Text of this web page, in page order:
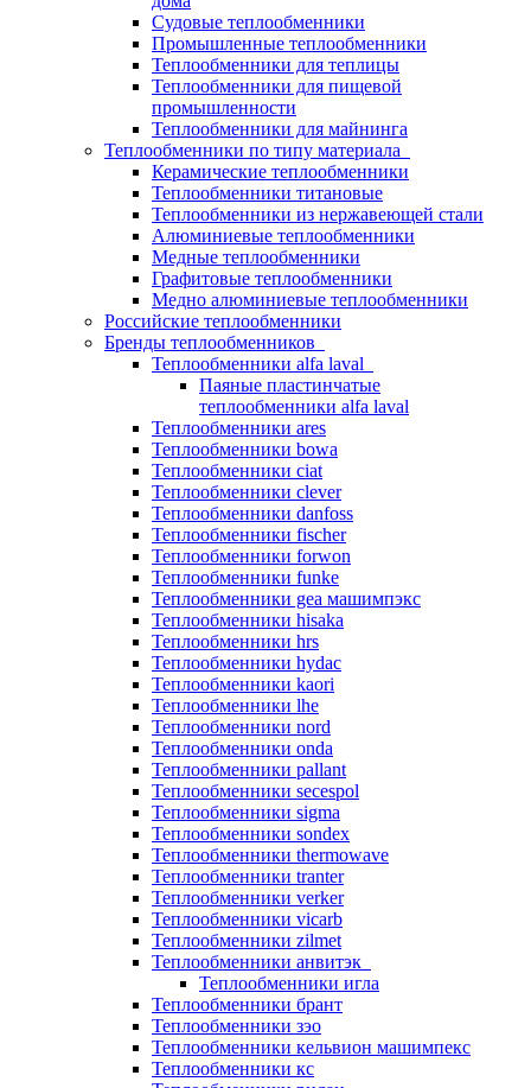
Судовые теплообменники
Промышленные теплообменники
Теплообменники для теплицы
Теплообменники для пищевой
промышленности
Теплообменники для майнинга
Теплообменники по типу материала
Керамические теплообменники
Теплообменники титановые
Теплообменники из нержавеющей стали
Алюминиевые теплообменники
Медные теплообменники
Графитовые теплообменники
Медно алюминиевые теплообменники
Российские теплообменники
Бренды теплообменников
Теплообменники alfa laval
Паяные пластинчатые
теплообменники alfa laval
Теплообменники ares
Теплообменники bowa
Теплообменники ciat
Теплообменники clever
Теплообменники danfoss
Теплообменники fischer
Теплообменники forwon
Теплообменники funke
Теплообменники gea машимпэкс
Теплообменники hisaka
Теплообменники hrs
Теплообменники hydac
Теплообменники kaori
Теплообменники lhe
Теплообменники nord
Теплообменники onda
Теплообменники pallant
Теплообменники secespol
Теплообменники sigma
Теплообменники sondex
Теплообменники thermowave
Теплообменники tranter
Теплообменники verker
Теплообменники vicarb
Теплообменники zilmet
Теплообменники анвитэк
Теплообменники игла
Теплообменники брант
Теплообменники зэо
Теплообменники кельвион машимпекс
Теплообменники кс